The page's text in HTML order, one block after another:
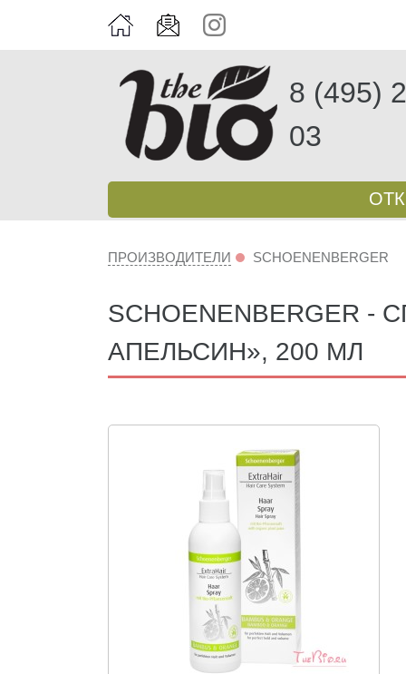
8 (495)
03
ПРОИЗВОДИТЕЛИ SCHOENENBERGER
SCHOENENBERGER
АПЕЛЬСИН», 200 МЛ